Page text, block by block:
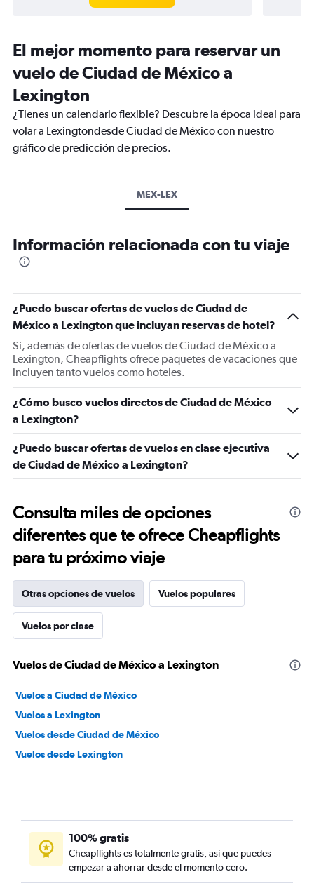
El mejor momento para reservar un
vuelo de Ciudad de México a
Lexington
¿Tienes un calendario flexible? Descubre la época ideal para
volar a Lexingtondesde Ciudad de México con nuestro
gráfico de predicción de precios.
MEX-LEX
Información relacionada con tu viaje
¿Puedo buscar ofertas de vuelos de Ciudad de
México a Lexington que incluyan reservas de hotel?
Sí, además de ofertas de vuelos de Ciudad de México a
Lexington, Cheapflights ofrece paquetes de vacaciones que
incluyen tanto vuelos como hoteles.
¿Cómo busco vuelos directos de Ciudad de México
a Lexington?
¿Puedo buscar ofertas de vuelos en clase ejecutiva
de Ciudad de México a Lexington?
Consulta miles de opciones
diferentes que te ofrece Cheapflights
para tu próximo viaje
Otras opciones de vuelos Vuelos populares
Vuelos por clase
Vuelos de Ciudad de México a Lexington
Vuelos a Ciudad de México
Vuelos a Lexington
Vuelos desde Ciudad de México
Vuelos desde Lexington
100% gratis
Cheapflights es totalmente gratis, así que puedes
empezar a ahorrar desde el momento cero.